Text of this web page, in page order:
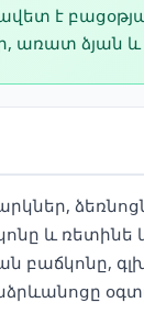
է
ձյան
և ռետինե